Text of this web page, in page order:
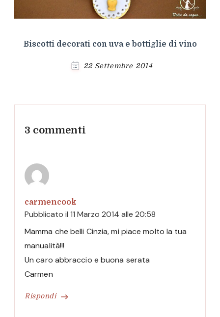
Biscotti decorati con uva e bottiglie di vino
22 Settembre 2014
3 commenti
carmencook
Pubblicato il 11 Marzo 2014 alle 20:58
Rispondi
Mamma che belli Cinzia, mi piace molto la tua
manualità!!!
Un caro abbraccio e buona serata
Carmen